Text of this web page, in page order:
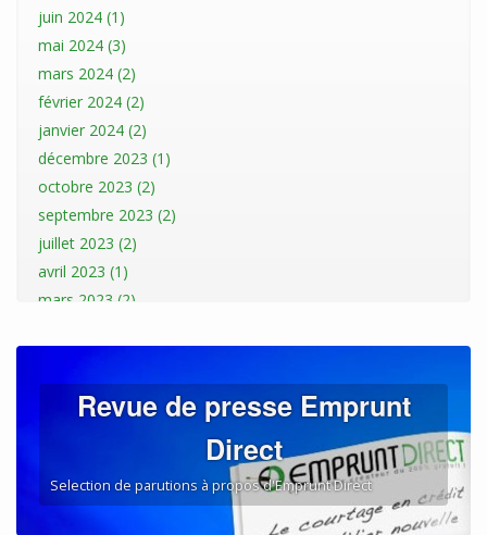
juin 2024 (1)
mai 2024 (3)
mars 2024 (2)
février 2024 (2)
janvier 2024 (2)
décembre 2023 (1)
octobre 2023 (2)
septembre 2023 (2)
juillet 2023 (2)
avril 2023 (1)
mars 2023 (2)
novembre 2022 (1)
octobre 2022 (3)
juillet 2022 (1)
Revue de presse Emprunt
Direct
Selection de parutions à propos d'Emprunt Direct